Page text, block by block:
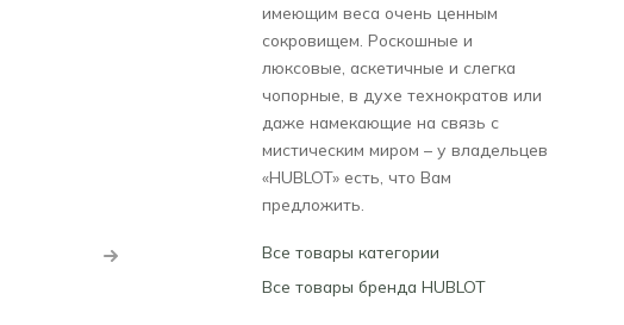
имеющим веса очень ценным
сокровищем. Роскошные и
люксовые, аскетичные и слегка
чопорные, в духе технократов или
даже намекающие на связь с
мистическим миром – у владельцев
«HUBLOT» есть, что Вам
предложить.
Все товары категории
Все товары бренда HUBLOT